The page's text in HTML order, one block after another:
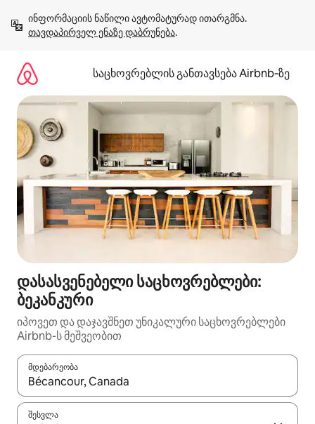
გადასვლა
თავდაპირველ ენაზე დაბრუნება.
საცხოვრებლის განთავსება Airbnb‑ზე
დასასვენებელი საცხოვრებლები:
ბეკანკური
იპოვეთ და დაჯავშნეთ უნიკალური საცხოვრებლები
Airbnb-ს მეშვეობით
მდებარეობა
როცა შედეგები ხელმისაწვდომი გახდება, ნავიგაციისთვის
შესვლა